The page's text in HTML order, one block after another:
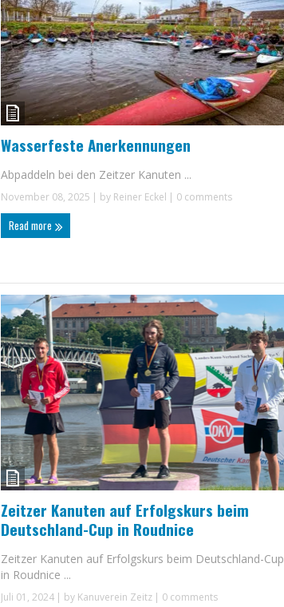
Wasserfeste Anerkennungen
Abpaddeln bei den Zeitzer Kanuten ...
November 08, 2025 | by Reiner Eckel | 0 comments
Read more
Zeitzer Kanuten auf Erfolgskurs beim
Deutschland-Cup in Roudnice
Zeitzer Kanuten auf Erfolgskurs beim Deutschland-Cup
in Roudnice ...
Juli 01, 2024 | by Kanuverein Zeitz | 0 comments